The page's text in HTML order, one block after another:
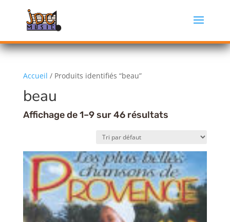
Accueil / Produits identifiés “beau”
beau
Affichage de 1–9 sur 46 résultats